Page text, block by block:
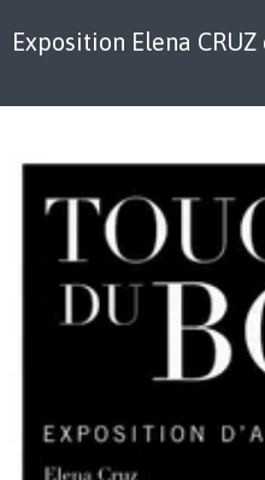
Exposition Elena